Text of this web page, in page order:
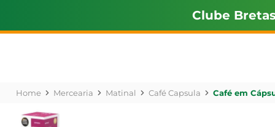
Clube Bretas
Mercearia Matinal Café Capsula Café em